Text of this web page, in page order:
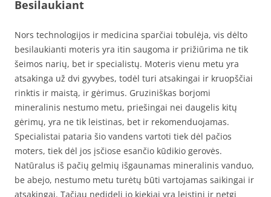
Besilaukiant
Nors technologijos ir medicina sparčiai tobulėja, vis dėlto
besilaukianti moteris yra itin saugoma ir prižiūrima ne tik
šeimos narių, bet ir specialistų. Moteris vienu metu yra
atsakinga už dvi gyvybes, todėl turi atsakingai ir kruopščiai
rinktis ir maistą, ir gėrimus. Gruziniškas borjomi
mineralinis nestumo metu, priešingai nei daugelis kitų
gėrimų, yra ne tik leistinas, bet ir rekomenduojamas.
Specialistai pataria šio vandens vartoti tiek dėl pačios
moters, tiek dėl jos įsčiose esančio kūdikio gerovės.
Natūralus iš pačių gelmių išgaunamas mineralinis vanduo,
be abejo, nestumo metu turėtų būti vartojamas saikingai ir
atsakingai. Tačiau nedideli jo kiekiai yra leistini ir netgi